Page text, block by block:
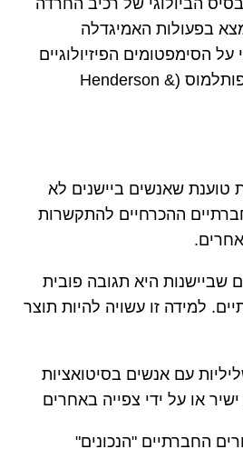
בפעולות האמיגדלה
הסימפטומים הפיזיולוגיים
(
Henderson &
טוענת שאנשים ביישנים לא
ההכרחיים להתקשרות
שביישנות היא תגובה פובית
למידה זו עשויה להיות תוצר
עם אנשים בסיטואציות
או על ידי צפייה באחרים
החברתיים "הנכונים"